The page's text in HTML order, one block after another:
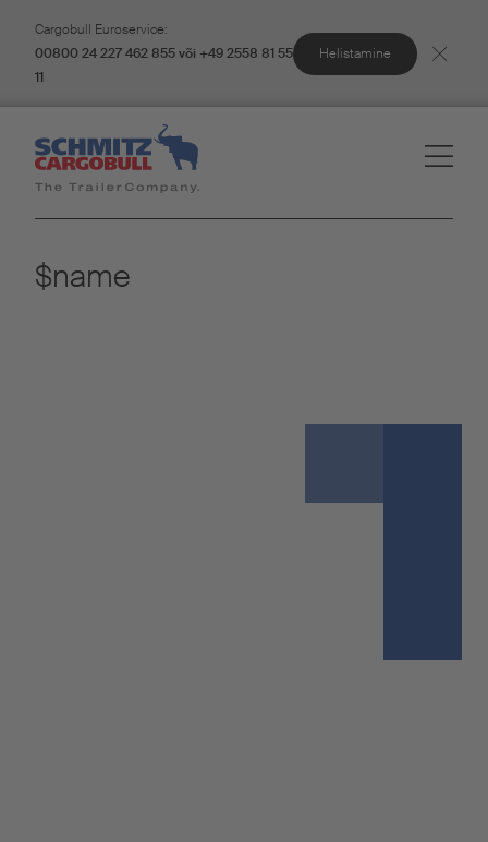
Cargobull Euroservice:
00800 24 227 462 855 või +49 2558 81 55
11
Helistamine
$name